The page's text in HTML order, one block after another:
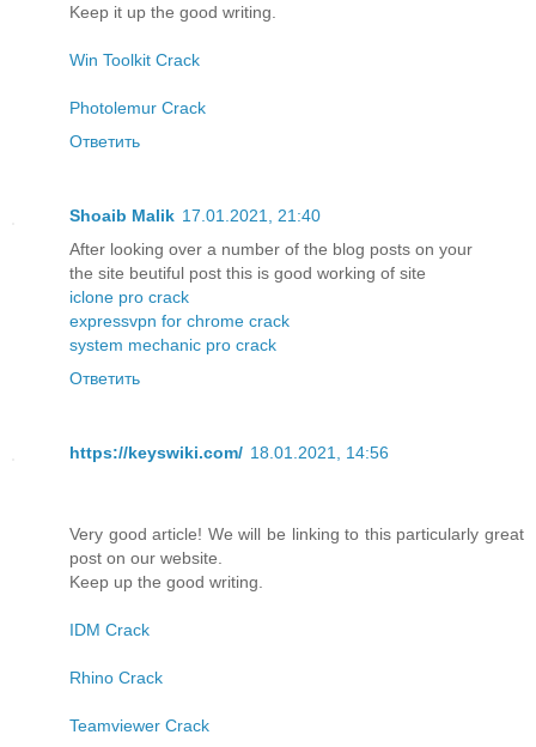
Keep it up the good writing.
Win Toolkit Crack
Photolemur Crack
Ответить
Shoaib Malik 17.01.2021, 21:40
After looking over a number of the blog posts on your
the site beutiful post this is good working of site
iclone pro crack
expressvpn for chrome crack
system mechanic pro crack
Ответить
https://keyswiki.com/ 18.01.2021, 14:56
Very good article! We will be linking to this particularly great
post on our website.
Keep up the good writing.
IDM Crack
Rhino Crack
Teamviewer Crack